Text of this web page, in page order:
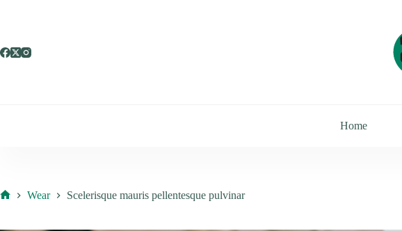
Home
Wear Scelerisque mauris pellentesque pulvinar